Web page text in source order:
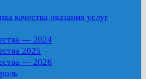
качества оказания услуг
— 2024
2025
— 2026